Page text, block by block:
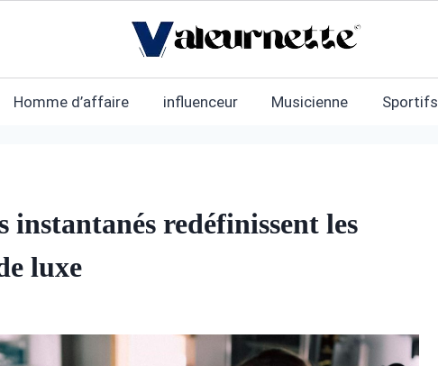
Homme d’affaire influenceur Musicienne Sportifs
instantanés redéfinissent les
luxe